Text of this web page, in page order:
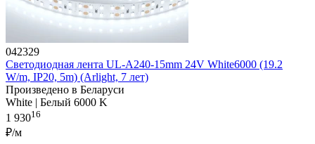
042329
Светодиодная лента UL-A240-15mm 24V White6000 (19.2
W/m, IP20, 5m) (Arlight, 7 лет)
Произведено в Беларуси
White | Белый 6000 K
1 93016
₽/м